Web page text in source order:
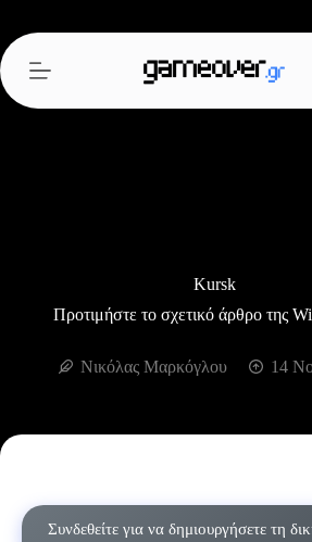
περιεχόμενο
Kursk
Προτιμήστε το σχετικό άρθρο της
Νικόλας Μαρκόγλου 14
Συνδεθείτε για να δημιουργήσετε τη